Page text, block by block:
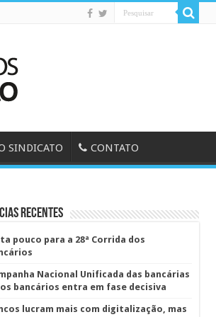
SINDICATO CONTATO
Recentes
pouco para a 28ª Corrida dos
Nacional Unificada das bancárias
bancários entra em fase decisiva
lucram mais com digitalização, mas